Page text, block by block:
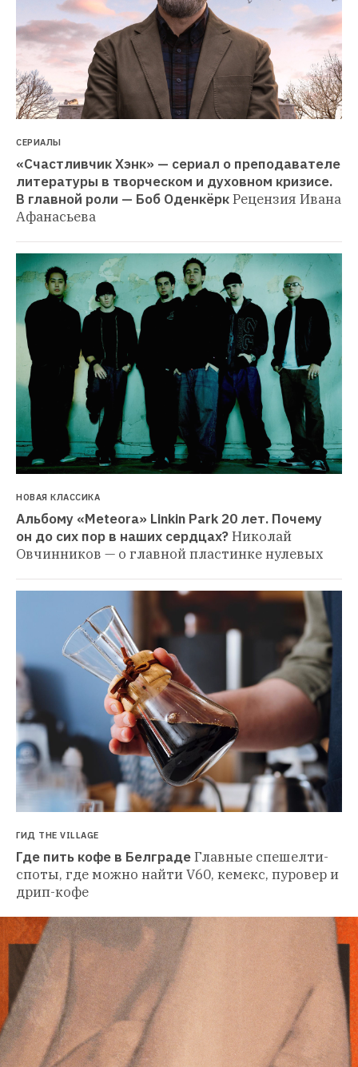
СЕРИАЛЫ
«Счастливчик Хэнк» — сериал о преподавателе
литературы в творческом и духовном кризисе.
В главной роли — Боб ОденкёркРецензия Ивана
Афанасьева
НОВАЯ КЛАССИКА
Альбому «Meteora» Linkin Park 20 лет. Почему
он до сих пор в наших сердцах?Николай
Овчинников — о главной пластинке нулевых
ГИД THE VILLAGE
Где пить кофе в БелградеГлавные спешелти-
споты, где можно найти V60, кемекс, пуровер и
дрип-кофе